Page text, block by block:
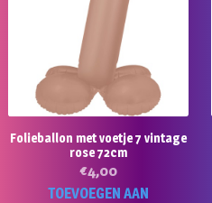
Folieballon met voetje 7 vintage
rose 72cm
€4,00
TOEVOEGEN AAN